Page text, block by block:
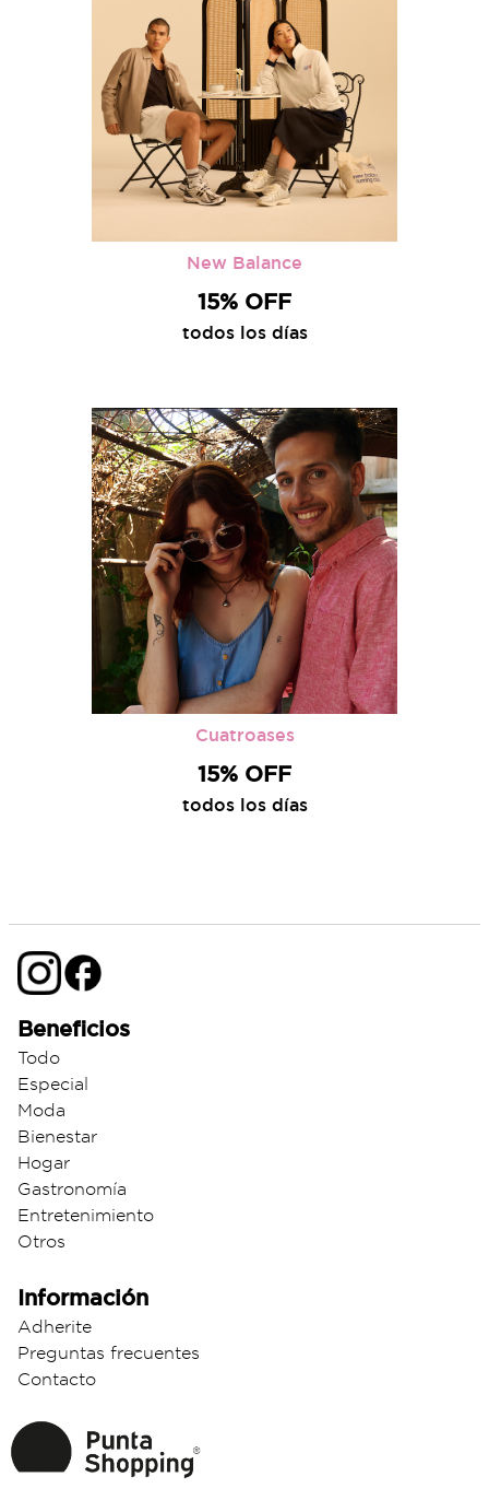
New Balance
15% OFF
todos los días
Cuatroases
15% OFF
todos los días
Beneficios
Todo
Especial
Moda
Bienestar
Hogar
Gastronomía
Entretenimiento
Otros
Información
Adherite
Preguntas frecuentes
Contacto